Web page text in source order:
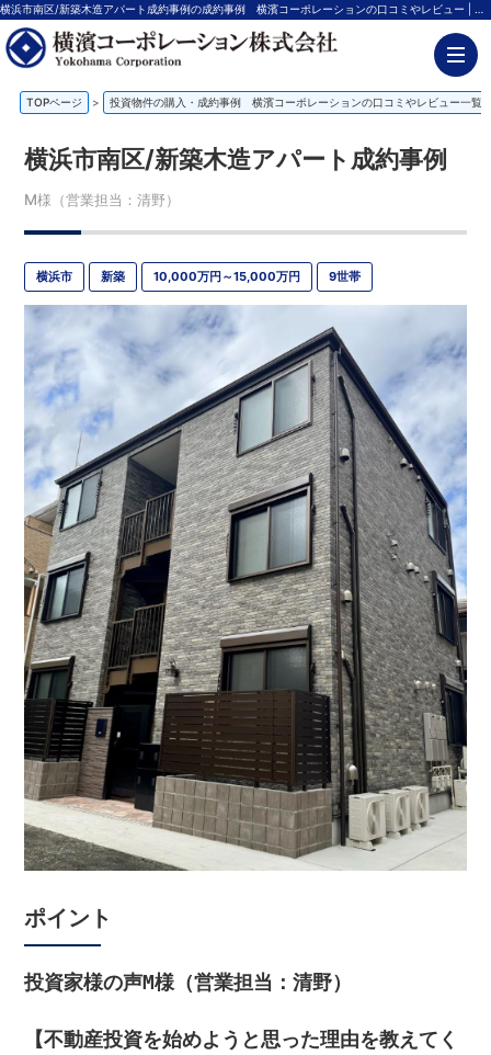
横浜市南区/新築木造アパート成約事例の成約事例 横濱コーポレーションの口コミやレビュー | 神奈川の不動産投資、新築アパート経営は横濱コーポレーション
TOPページ > 投資物件の購入・成約事例 横濱コーポレーションの口コミやレビュー一覧
横浜市南区/新築木造アパート成約事例
M様（営業担当：清野）
横浜市 新築 10,000万円～15,000万円 9世帯
ポイント
投資家様の声M様（営業担当：清野）
【不動産投資を始めようと思った理由を教えてく